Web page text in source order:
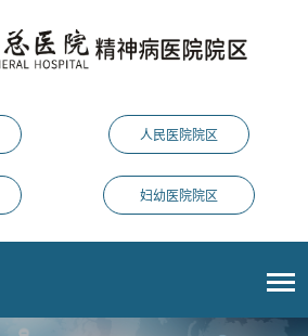
人民医院院区
妇幼医院院区